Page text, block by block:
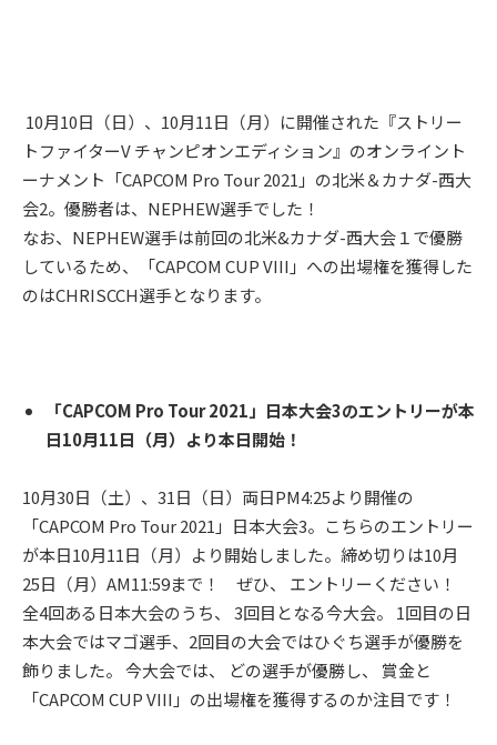
10月10⽇（日）、10月11⽇（月）に開催された『ストリー
トファイターV チャンピオンエディション』のオンライント
ーナメント「CAPCOM Pro Tour 2021」の北米＆カナダ-西大
会2。優勝者は、NEPHEW選⼿でした！
なお、NEPHEW選手は前回の北米&カナダ-西大会１で優勝
しているため、「CAPCOM CUP VIII」への出場権を獲得した
のはCHRISCCH選手となります。
「CAPCOM Pro Tour 2021」日本大会3のエントリーが本
日10月11日（月）より本日開始！
10月30日（土）、31日（日）両日PM4:25より開催の
「CAPCOM Pro Tour 2021」日本大会3。こちらのエントリー
が本日10月11日（月）より開始しました。締め切りは10月
25日（月）AM11:59まで！ ぜひ、 エントリーください！
全4回ある日本大会のうち、 3回目となる今大会。 1回目の日
本大会ではマゴ選手、2回目の大会ではひぐち選手が優勝を
飾りました。 今大会では、 どの選手が優勝し、 賞金と
「CAPCOM CUP VIII」の出場権を獲得するのか注目です！